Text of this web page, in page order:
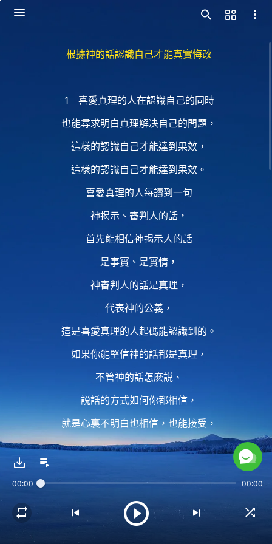
根據神的話認識自己才能真實悔改
1 喜愛真理的人在認識自己的同時
也能尋求明白真理解决自己的問題，
這樣的認識自己才能達到果效，
這樣的認識自己才能達到果效。
喜愛真理的人每讀到一句
神揭示、審判人的話，
首先能相信神揭示人的話
是事實、是實情，
神審判人的話是真理，
代表神的公義，
這是喜愛真理的人起碼能認識到的。
如果你能堅信神的話都是真理，
不管神的話怎麽説、
説話的方式如何你都相信，
就是心裏不明白也相信，也能接受，
這就容易做到根據神的話
2 反省自己必須根據真理，
00:00 00:00